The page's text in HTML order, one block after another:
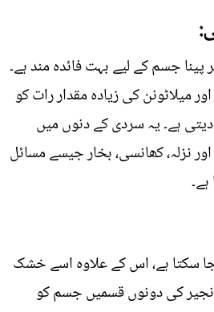
پینا جسم کے لیے بہت فائدہ مند ہے۔
میلاٹونن کی زیادہ مقدار رات کو
ہے۔ یہ سردی کے دنوں میں
نزلہ، کھانسی، بخار جیسے مسائل
سکتا ہے، اس کے علاوہ اسے خشک
انجیر کی دونوں قسمیں جسم کو